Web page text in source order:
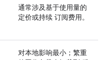
通常涉及基于使用量的
定价或持续 订阅费用。
对本地影响最小；繁重